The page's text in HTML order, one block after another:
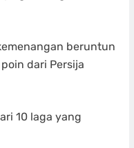
beruntun
dari Persija
10 laga yang